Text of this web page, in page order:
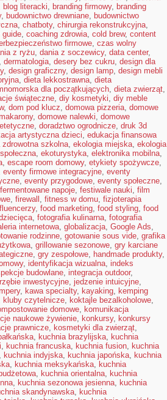
blog literacki, branding firmowy, branding
, budownictwo drewniane, budownictwo
, chatboty, chirurgia rekonstrukcyjna,
, coaching zdrowia, cold brew, content
firmowe, czas wolny
z ryżu, dania z soczewicy, data center,
dermatologia, desery bez cukru, design dla
, design graficzny, design lamp, design mebli
, dieta lekkostrawna, dieta
dla początkujących, dieta zwierząt,
świąteczne, diy kosmetyki, diy meble
, dom pod klucz, domowa pizzeria, domowe
, domowe nalewki, domowe
, doradztwo ogrodnicze, druk 3d
artystyczna dzieci, edukacja finansowa
zdrowotna szkolna, ekologia miejska, ekologia
, ekoturystyka, elektronika mobilna,
, escape room domowy, etykiety spożywcze,
eventy firmowe integracyjne, eventy
, eventy przygodowe, eventy społeczne,
fermentowane napoje, festiwale nauki, film
, firewall , fitness w domu, fizjoterapia
, food marketing, food styling, food
, fotografia kulinarna, fotografia
internetowa, globalizacja, Google Ads,
rodzinne, gotowanie sous vide, grafika
, grillowanie sezonowe, gry karciane
, gry zespołowe, handmade produkty,
, identyfikacja wizualna, indeks
budowlane, integracja outdoor,
inwestycyjne, jedzenie intuicyjne,
, kawa specialty, kayaking, kemping
kluby czytelnicze, koktajle bezalkoholowe,
domowe, komunikacja
naukowe żywienie, konkursy, konkursy
prawnicze, kosmetyki dla zwierząt,
, kuchnia brazylijska, kuchnia
, kuchnia francuska, kuchnia fusion, kuchnia
kuchnia indyjska, kuchnia japońska, kuchnia
, kuchnia meksykańska, kuchnia
, kuchnia orientalna, kuchnia
, kuchnia sezonowa jesienna, kuchnia
skandynawska, kuchnia